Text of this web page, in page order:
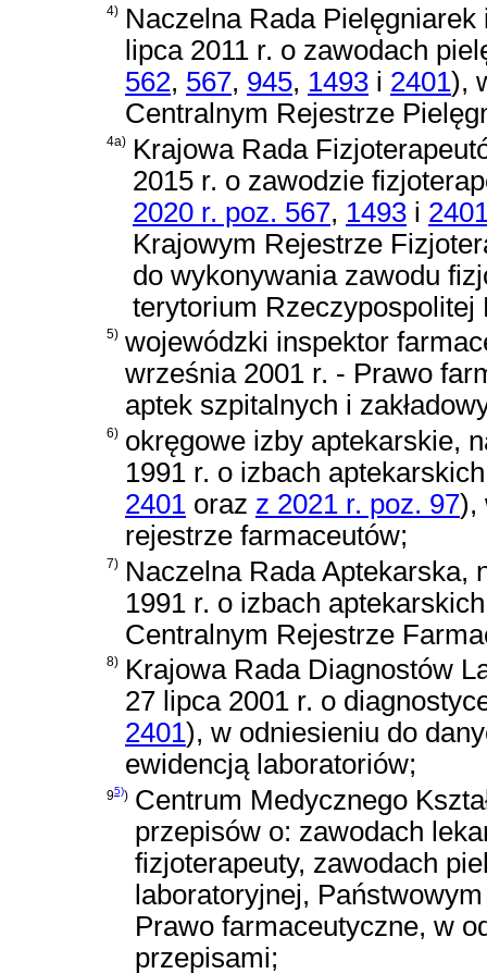
4) Naczelna Rada
lipca 2011 r. o zawodach
562, 567, 945, 1493 i 2401),
Centralnym Rejestrze
4a) Krajowa Rada
2015 r. o zawodzie
2020 r. poz. 567, 1493 i
Krajowym Rejestrze
do wykonywania zawodu
terytorium Rzeczypospolitej
5) wojewódzki inspektor
września 2001 r. - Prawo
aptek szpitalnych i
6) okręgowe izby aptekarskie,
1991 r. o izbach aptekarskich
2401 oraz z 2021 r. poz. 97),
rejestrze farmaceutów;
7) Naczelna Rada Aptekarska,
1991 r. o izbach aptekarskich
Centralnym Rejestrze
8) Krajowa Rada Diagnostów
27 lipca 2001 r. o
2401), w odniesieniu do
ewidencją laboratoriów;
95)) Centrum Medycznego
przepisów o: zawodach
fizjoterapeuty, zawodach
laboratoryjnej,
Prawo farmaceutyczne, w
przepisami;